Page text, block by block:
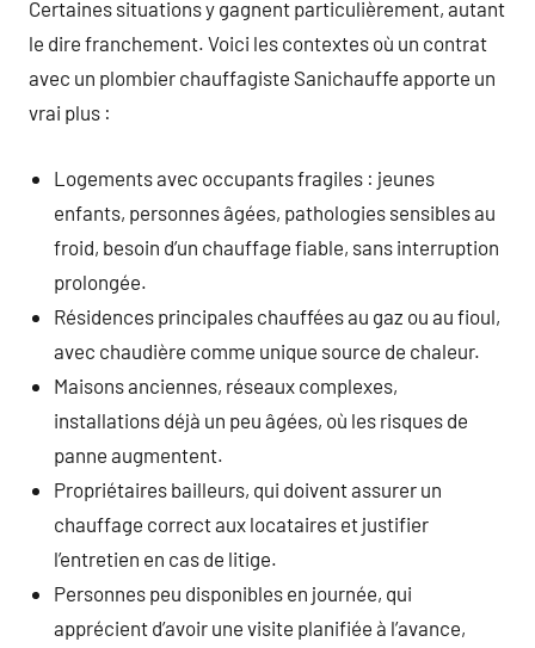
Certaines situations y gagnent particulièrement, autant
le dire franchement. Voici les contextes où un contrat
avec un plombier chauffagiste Sanichauffe apporte un
vrai plus :
Logements avec occupants fragiles : jeunes
enfants, personnes âgées, pathologies sensibles au
froid, besoin d’un chauffage fiable, sans interruption
prolongée.
Résidences principales chauffées au gaz ou au fioul,
avec chaudière comme unique source de chaleur.
Maisons anciennes, réseaux complexes,
installations déjà un peu âgées, où les risques de
panne augmentent.
Propriétaires bailleurs, qui doivent assurer un
chauffage correct aux locataires et justifier
l’entretien en cas de litige.
Personnes peu disponibles en journée, qui
apprécient d’avoir une visite planifiée à l’avance,